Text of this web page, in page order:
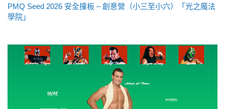
PMQ Seed 2026 安全撞板 – 創意營（小三至小六）「光之魔法
學院」